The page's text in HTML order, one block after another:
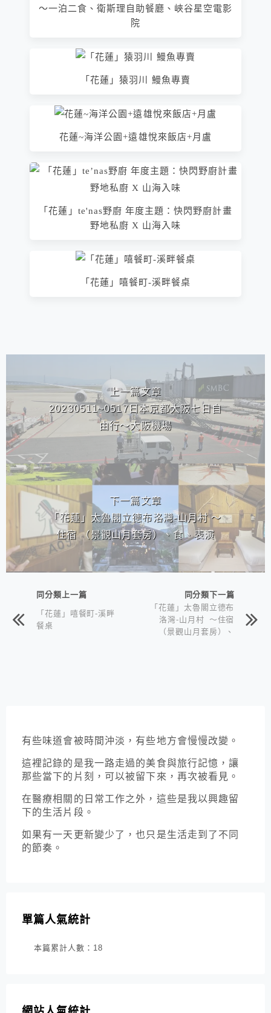
～一泊二食、衛斯理自助餐廳、峽谷星空電影
院
「花蓮」猿羽川 鰻魚專賣
花蓮~海洋公園+遠雄悅來飯店+月盧
「花蓮」te'nas野廚 年度主題：快閃野廚計畫
野地私廚 X 山海入味
「花蓮」嘻餐町-溪畔餐桌
上一篇文章
20230511~0517日本京都大阪七日自
由行～大阪機場
下一篇文章
「花蓮」太魯閣立德布洛灣-山月村 ～
住宿 （景觀山月套房）、食、表演
同分類上一篇
「花蓮」嘻餐町-溪畔
餐桌
同分類下一篇
「花蓮」太魯閣立德布
洛灣-山月村 ～住宿
（景觀山月套房）、
有些味道會被時間沖淡，有些地方會慢慢改變。
這裡記錄的是我一路走過的美食與旅行記憶，讓
那些當下的片刻，可以被留下來，再次被看見。
在醫療相關的日常工作之外，這些是我以興趣留
下的生活片段。
如果有一天更新變少了，也只是生活走到了不同
的節奏。
單篇人氣統計
本篇累計人數： 18